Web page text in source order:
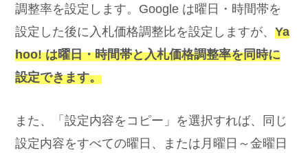
調整率を設定します。Google は曜日・時間帯を
設定した後に入札価格調整比を設定しますが、Ya
hoo! は曜日・時間帯と入札価格調整率を同時に
設定できます。
また、「設定内容をコピー」を選択すれば、同じ
設定内容をすべての曜日、または月曜日～金曜日